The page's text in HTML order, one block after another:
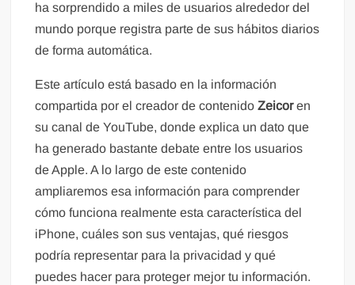
ha sorprendido a miles de usuarios alrededor del
mundo porque registra parte de sus hábitos diarios
de forma automática.
Este artículo está basado en la información
compartida por el creador de contenidoZeicoren
su canal de YouTube, donde explica un dato que
ha generado bastante debate entre los usuarios
de Apple. A lo largo de este contenido
ampliaremos esa información para comprender
cómo funciona realmente esta característica del
iPhone, cuáles son sus ventajas, qué riesgos
podría representar para la privacidad y qué
puedes hacer para proteger mejor tu información.